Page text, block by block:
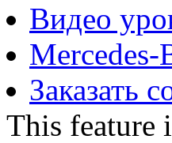
Видео
Заказать
This feature